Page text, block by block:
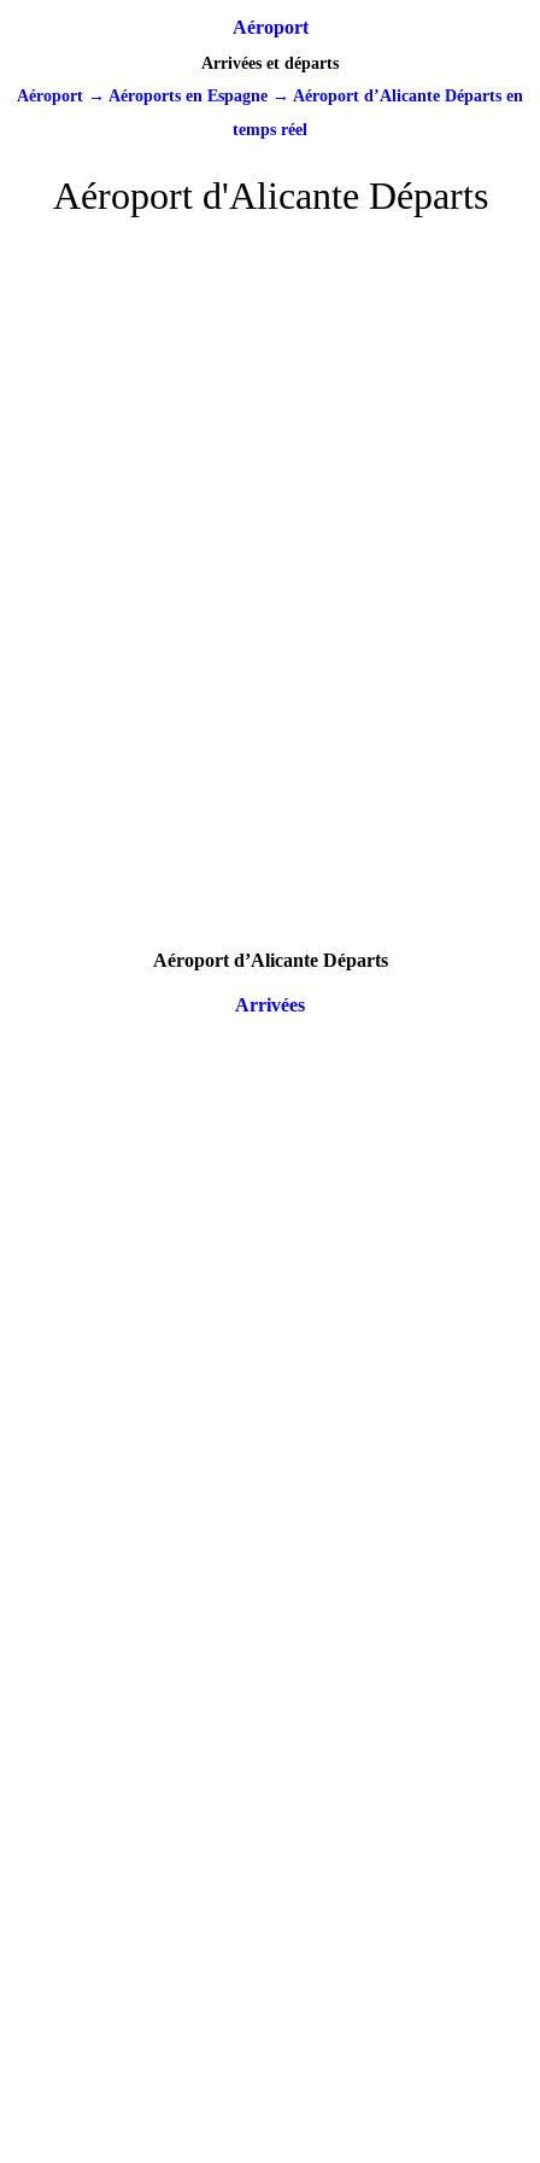
Aéroport
Arrivées et départs
Aéroport → Aéroports en Espagne → Aéroport d’Alicante Départs en
temps réel
Aéroport d'Alicante Départs
Aéroport d’Alicante Départs
Arrivées